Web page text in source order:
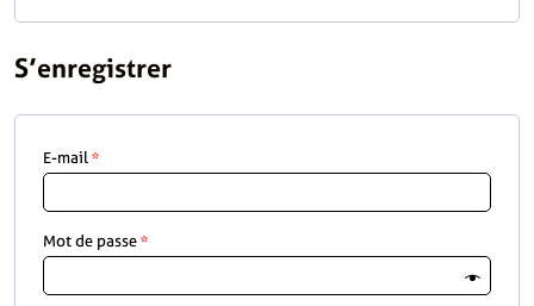
S’enregistrer
E-mail*
Mot de passe*